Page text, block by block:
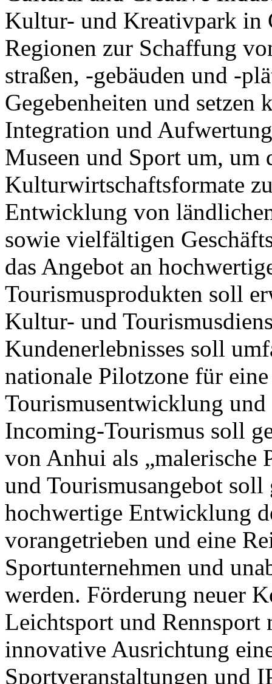
Kultur- und Kreativpark in
Regionen zur Schaffung
straßen, -gebäuden und -
Gegebenheiten und
Integration und
Museen und Sport um,
Kulturwirtschaftsformate
Entwicklung von
sowie vielfältigen
das Angebot an
Tourismusprodukten soll
Kultur- und
Kundenerlebnisses soll
nationale Pilotzone für
Tourismusentwicklung
Incoming-Tourismus soll
von Anhui als
und Tourismusangebot
hochwertige Entwicklung
vorangetrieben und eine
Sportunternehmen und
werden. Förderung neuer
Leichtsport und Rennsport
innovative Ausrichtung
Sportveranstaltungen und